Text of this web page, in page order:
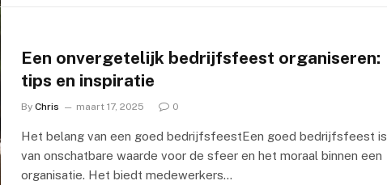
Een onvergetelijk bedrijfsfeest organiseren:
tips en inspiratie
By Chris maart 17, 2025 0
Het belang van een goed bedrijfsfeestEen goed bedrijfsfeest is
van onschatbare waarde voor de sfeer en het moraal binnen een
organisatie. Het biedt medewerkers…